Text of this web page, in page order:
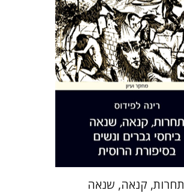
הנחת אתר ספר מודפס
$31
$28
תחרות, קנאה, שנאה